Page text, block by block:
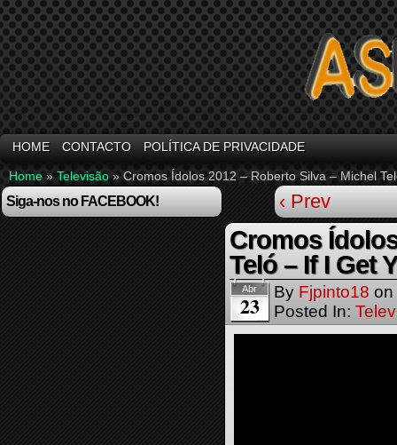
HOME CONTACTO POLÍTICA DE PRIVACIDADE
Home » Televisão » Cromos Ídolos 2012 – Roberto Silva – Michel
Siga-nos no FACEBOOK! ‹ Prev
Cromos
Teló – If I Get
Abr
23 By Fjpinto18 on
Posted In: